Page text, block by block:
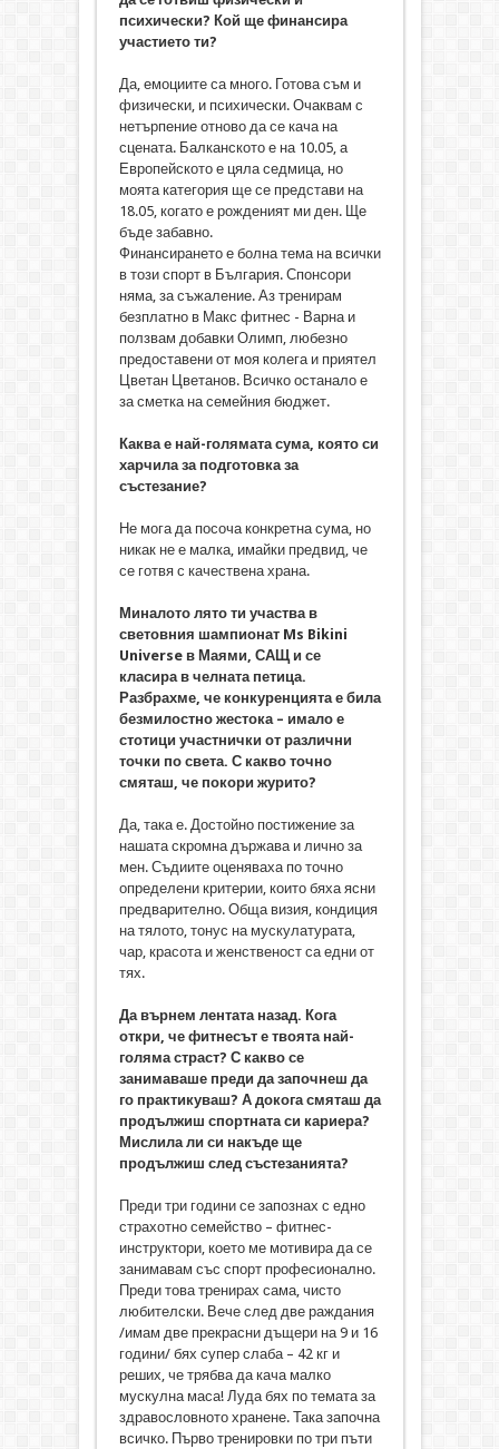
психически? Кой ще финансира
участието ти?
Да, емоциите са много. Готова съм и
физически, и психически. Очаквам с
нетърпение отново да се кача на
сцената. Балканското е на 10.05, а
Европейското е цяла седмица, но
моята категория ще се представи на
18.05, когато е рожденият ми ден. Ще
бъде забавно.
Финансирането е болна тема на всички
в този спорт в България. Спонсори
няма, за съжаление. Аз тренирам
безплатно в Макс фитнес - Варна и
ползвам добавки Олимп, любезно
предоставени от моя колега и приятел
Цветан Цветанов. Всичко останало е
за сметка на семейния бюджет.
Каква е най-голямата сума, която си
харчила за подготовка за
състезание?
Не мога да посоча конкретна сума, но
никак не е малка, имайки предвид, че
се готвя с качествена храна.
Миналото лято ти участва в
световния шампионат Ms Bikini
Universe в Маями, САЩ и се
класира в челната петица.
Разбрахме, че конкуренцията е била
безмилостно жестока – имало е
стотици участнички от различни
точки по света. С какво точно
смяташ, че покори журито?
Да, така е. Достойно постижение за
нашата скромна държава и лично за
мен. Съдиите оценяваха по точно
определени критерии, които бяха ясни
предварително. Обща визия, кондиция
на тялото, тонус на мускулатурата,
чар, красота и женственост са едни от
тях.
Да върнем лентата назад. Кога
откри, че фитнесът е твоята най-
голяма страст? С какво се
занимаваше преди да започнеш да
го практикуваш? А докога смяташ да
продължиш спортната си кариера?
Мислила ли си накъде ще
продължиш след състезанията?
Преди три години се запознах с едно
страхотно семейство – фитнес-
инструктори, което ме мотивира да се
занимавам със спорт професионално.
Преди това тренирах сама, чисто
любителски. Вече след две раждания
/имам две прекрасни дъщери на 9 и 16
години/ бях супер слаба – 42 кг и
реших, че трябва да кача малко
мускулна маса! Луда бях по темата за
здравословното хранене. Така започна
всичко. Първо тренировки по три пъти